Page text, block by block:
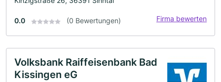
0.0 (0 Bewertungen) Firma bewerten
Volksbank Raiffeisenbank Bad
Kissingen eG